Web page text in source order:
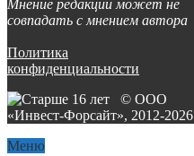
Мнение редакции может не
совпадать с мнением автора
Политика
конфиденциальности
© ООО
«Инвест-Форсайт», 2012-2026
Меню